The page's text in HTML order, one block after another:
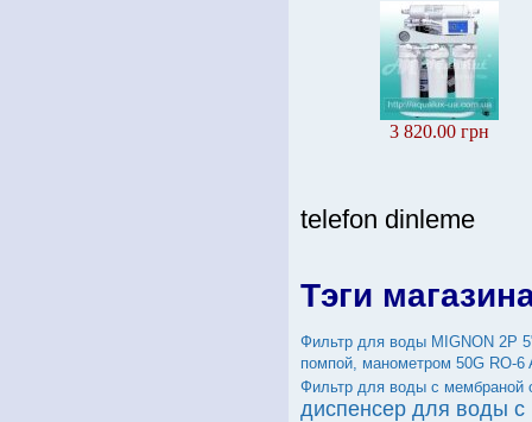
3 820.00 грн
telefon dinleme
Тэги
Фильтр для воды MIGNON 2P
помпой, манометром 50G RO-6
Фильтр для воды с мембраной
диспенсер для воды с